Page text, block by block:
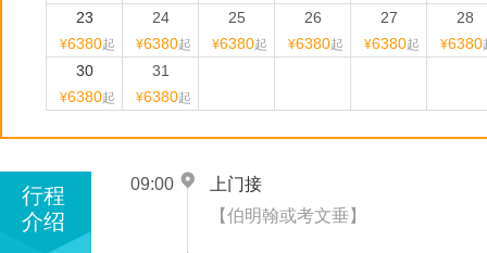
23
¥6380起
24
¥6380起
25
¥6380起
26
¥6380起
27
¥6380起
28
¥6380
30
¥6380起
31
¥6380起
行程
介绍
09:00
上门接
【伯明翰或考文垂】